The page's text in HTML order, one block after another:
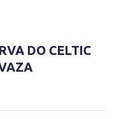
DO CELTIC